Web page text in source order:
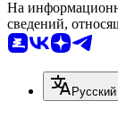
На
сведений,
Русский